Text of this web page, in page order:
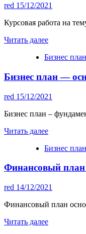
red 15/12/2021
Курсовая работа на
Читать далее
Бизнес
Бизнес план —
red 15/12/2021
Бизнес план –
Читать далее
Бизнес
Финансовый план
red 14/12/2021
Финансовый план
Читать далее